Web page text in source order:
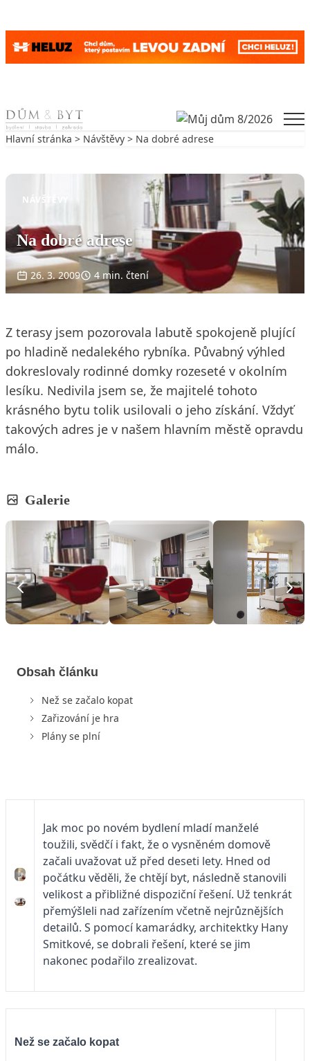
Skip to content
Hlavní stránka > Návštěvy > Na dobré adrese
NÁVŠTĚVY
Na dobré adrese
26. 3. 2009 4 min. čtení
Z terasy jsem pozorovala labutě spokojeně plující
po hladině nedalekého rybníka. Půvabný výhled
dokreslovaly rodinné domky rozeseté v okolním
lesíku. Nedivila jsem se, že majitelé tohoto
krásného bytu tolik usilovali o jeho získání. Vždyť
takových adres je v našem hlavním městě opravdu
málo.
Galerie
Obsah článku
Než se začalo kopat
Zařizování je hra
Plány se plní
Jak moc po novém bydlení mladí manželé
toužili, svědčí i fakt, že o vysněném domově
začali uvažovat už před deseti lety. Hned od
počátku věděli, že chtějí byt, následně stanovili
velikost a přibližné dispoziční řešení. Už tenkrát
přemýšleli nad zařízením včetně nejrůznějších
detailů. S pomocí kamarádky, architektky Hany
Smitkové, se dobrali řešení, které se jim
nakonec podařilo zrealizovat.
Než se začalo kopat